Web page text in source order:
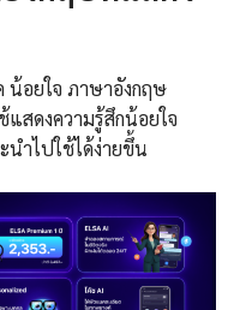
น้อยใจ ภาษาอังกฤษ
สดงความรู้สึกน้อยใจ
ำไปใช้ได้ง่ายขึ้น